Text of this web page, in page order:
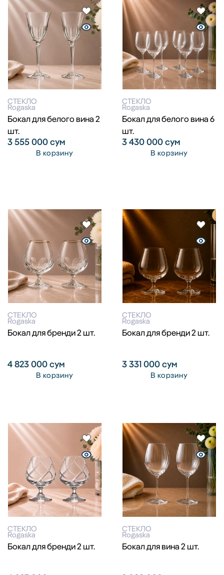
СТЕКЛО
Rogaska
Бокал для белого вина 2
шт.
3 555 000сум
В корзину
СТЕКЛО
Rogaska
Бокал для белого вина 6
шт.
3 430 000сум
В корзину
СТЕКЛО
Rogaska
Бокал для бренди 2 шт.
4 823 000сум
В корзину
СТЕКЛО
Rogaska
Бокал для бренди 2 шт.
3 331 000сум
В корзину
СТЕКЛО
Rogaska
Бокал для бренди 2 шт.
СТЕКЛО
Rogaska
Бокал для вина 2 шт.